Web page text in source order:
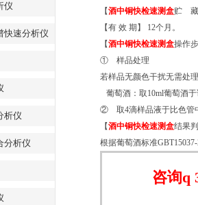
仪
快速分析仪
析仪
分析仪
【酒中铜快检速测盒贮 藏
【有 效 期】 12个月。
【酒中铜快检速测盒操作
① 样品处理
若样品无颜色干扰无需处
葡萄酒：取10ml葡萄酒
② 取4滴样品液于比色管
【酒中铜快检速测盒结果
根据葡萄酒标准
咨询q